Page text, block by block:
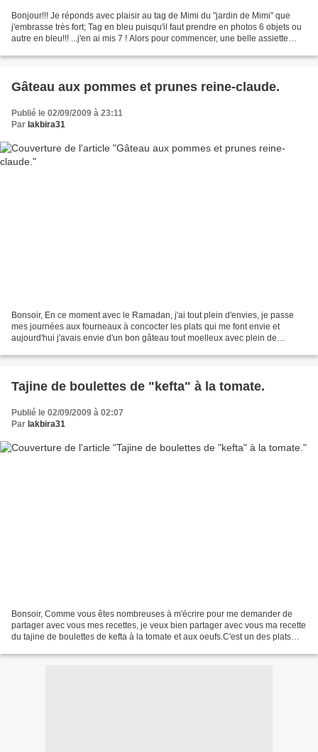
Bonjour!!! Je réponds avec plaisir au tag de Mimi du "jardin de Mimi" que
j'embrasse très fort; Tag en bleu puisqu'il faut prendre en photos 6 objets ou
autre en bleu!!! ...j'en ai mis 7 ! Alors pour commencer, une belle assiette
Gâteau aux pommes et prunes reine-claude.
Publié le 02/09/2009 à 23:11
Par lakbira31
Bonsoir, En ce moment avec le Ramadan, j'ai tout plein d'envies, je passe
mes journées aux fourneaux à concocter les plats qui me font envie et
aujourd'hui j'avais envie d'un bon gâteau tout moelleux avec plein de
Tajine de boulettes de "kefta" à la tomate.
Publié le 02/09/2009 à 02:07
Par lakbira31
Bonsoir, Comme vous êtes nombreuses à m'écrire pour me demander de
partager avec vous mes recettes, je veux bien partager avec vous ma recette
du tajine de boulettes de kefta à la tomate et aux oeufs.C'est un des plats